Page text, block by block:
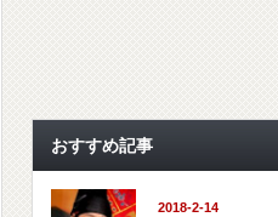
おすすめ記事
2018-2-14